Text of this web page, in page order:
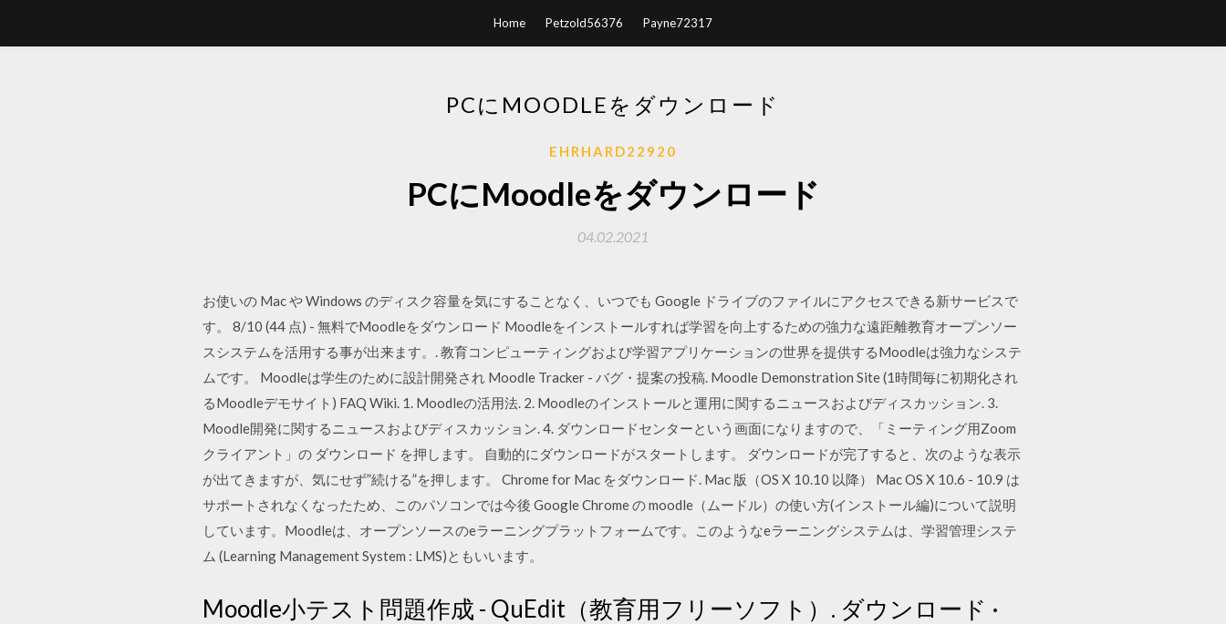
Home Petzold56376 Payne72317
PCにMOODLEをダウンロード
EHRHARD22920
PCにMoodleをダウンロード
04.02.2021
お使いの Mac や Windows のディスク容量を気にすることなく、いつでも Google ドライブのファイルにアクセスできる新サービスで
す。 8/10 (44 点) - 無料でMoodleをダウンロード Moodleをインストールすれば学習を向上するための強力な遠距離教育オープンソー
スシステムを活用する事が出来ます。. 教育コンピューティングおよび学習アプリケーションの世界を提供するMoodleは強力なシステ
ムです。 Moodleは学生のために設計開発され Moodle Tracker - バグ・提案の投稿. Moodle Demonstration Site (1時間毎に初期化され
るMoodleデモサイト) FAQ Wiki. 1. Moodleの活用法. 2. Moodleのインストールと運用に関するニュースおよびディスカッション. 3.
Moodle開発に関するニュースおよびディスカッション. 4. ダウンロードセンターという画面になりますので、「ミーティング用Zoom
クライアント」の ダウンロード を押します。 自動的にダウンロードがスタートします。 ダウンロードが完了すると、次のような表示
が出てきますが、気にせず”続ける”を押します。 Chrome for Mac をダウンロード. Mac 版（OS X 10.10 以降） Mac OS X 10.6 - 10.9 は
サポートされなくなったため、このパソコンでは今後 Google Chrome の moodle（ムードル）の使い方(インストール編)について説明
しています。Moodleは、オープンソースのeラーニングプラットフォームです。このようなeラーニングシステムは、学習管理システ
ム (Learning Management System : LMS)ともいいます。
Moodle小テスト問題作成 - QuEdit（教育用フリーソフト）. ダウンロード ·